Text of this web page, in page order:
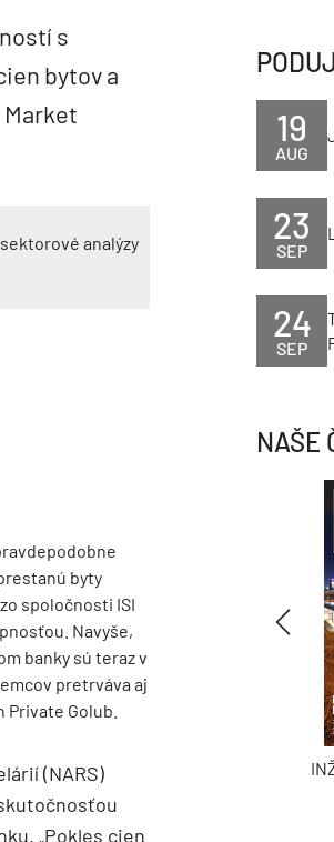
s
bytov a
analýzy
byty
spoločnosti ISI
Navyše,
banky sú teraz v
pretrváva aj
Golub.
(NARS)
„Pokles cien
AUG
19
SEP
23
SEP
24
NAŠE
HAUSTECHNIK 3/2026